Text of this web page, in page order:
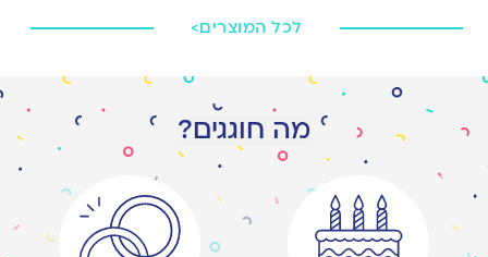
לכל המוצרים>
מה חוגגים?